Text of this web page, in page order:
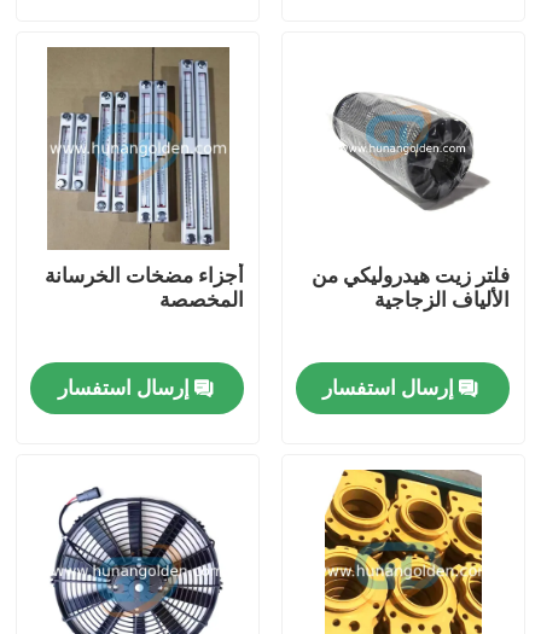
جولة في المعمل
اتصل بنا
أخبار
اطلب اقتباس
قطع غيار مضخة الخرسانة
أنبوب توصيل مضخة الخرسانة
فلتر زيت هيدروليكي من
الألياف الزجاجية
إرسال استفسار
أجزاء مضخات الخرسانة
المخصصة
إرسال استفسار